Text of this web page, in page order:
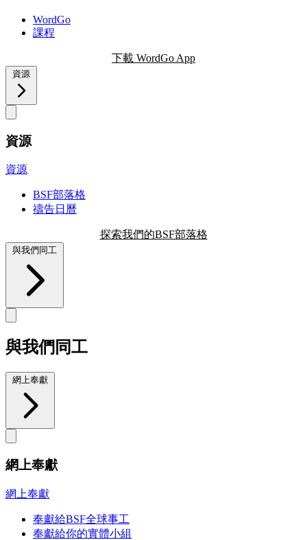
WordGo
課程
下載 WordGo App
資源
資源
資源
BSF部落格
禱告日曆
探索我們的BSF部落格
與我們同工
與我們同工
網上奉獻
網上奉獻
網上奉獻
奉獻給BSF全球事工
奉獻給你的實體小組